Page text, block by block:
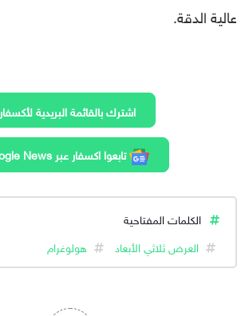
عالية الدقة.
اشترك بالقائمة البريدية لأكسفار
تابعوا اكسفار عبر google News
الكلمات المفتاحية
العرض ثلاثي الأبعاد
هولوغرام